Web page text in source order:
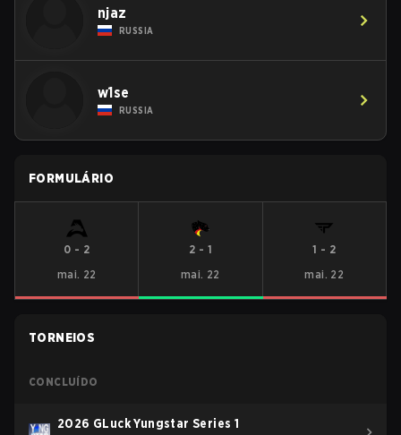
njaz
RUSSIA
w1se
RUSSIA
FORMULÁRIO
0 - 2
mai. 22
2 - 1
mai. 22
1 - 2
mai. 22
TORNEIOS
CONCLUÍDO
2026 GLuck Yungstar Series 1